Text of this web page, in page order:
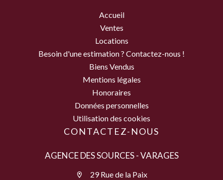
Accueil
Ventes
Locations
Besoin d'une estimation ? Contactez-nous !
Biens Vendus
Mentions légales
Honoraires
Données personnelles
Utilisation des cookies
CONTACTEZ-NOUS
AGENCE DES SOURCES - VARAGES
29 Rue de la Paix